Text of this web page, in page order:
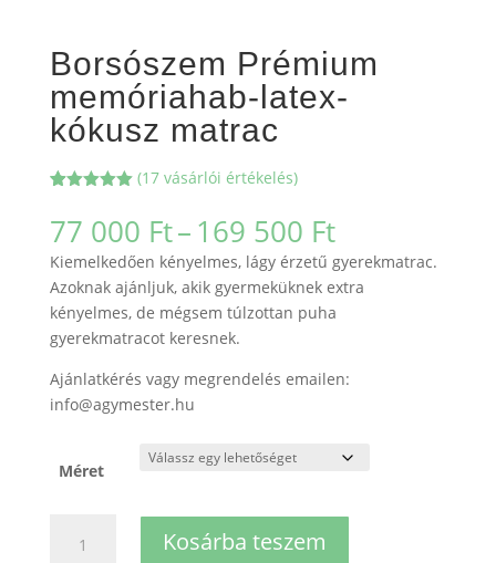
Borsószem Prémium
memóriahab-latex-
kókusz matrac
ből,
alapján
(17 vásárlói értékelés)
77 000 Ft–169 500 Ft
77
000 Ft
-
169
Kiemelkedően kényelmes, lágy érzetű gyerekmatrac.
Azoknak ajánljuk, akik gyermeküknek extra
kényelmes, de mégsem túlzottan puha
gyerekmatracot keresnek.
Ajánlatkérés vagy megrendelés emailen:
info@agymester.hu
Méret
Prémium
Kosárba teszem